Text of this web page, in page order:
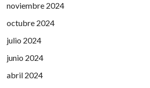
noviembre 2024
octubre 2024
julio 2024
junio 2024
abril 2024